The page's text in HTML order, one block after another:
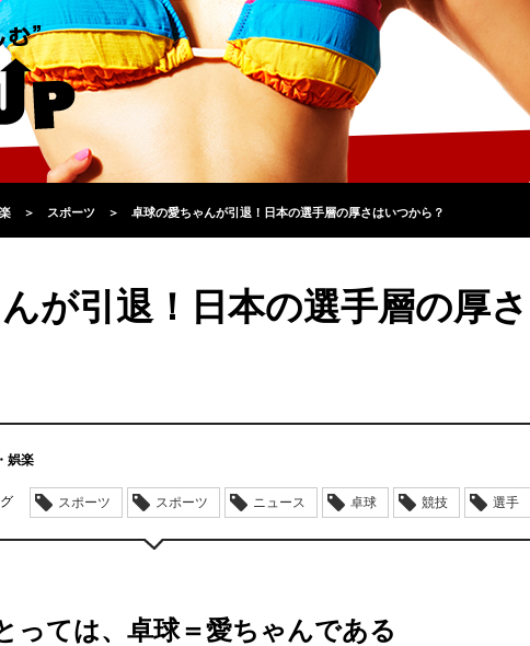
＞ スポーツ ＞ 卓球の愛ちゃんが引退！日本の選手層の厚さはいつから？
が引退！日本の選手層の厚さ
娯楽
スポーツ スポーツ ニュース 卓球 競技 選手
っては、卓球＝愛ちゃんである